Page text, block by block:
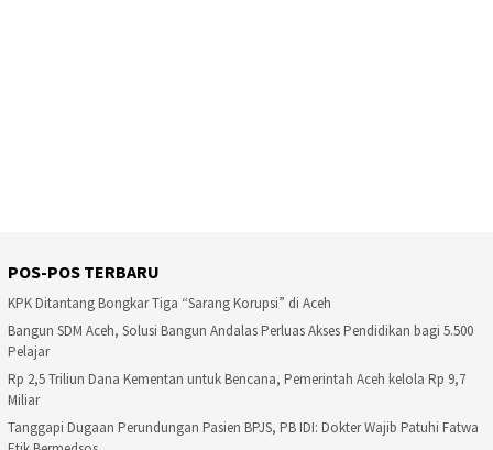
POS-POS TERBARU
KPK Ditantang Bongkar Tiga “Sarang Korupsi” di Aceh
Bangun SDM Aceh, Solusi Bangun Andalas Perluas Akses Pendidikan bagi 5.500
Pelajar
Rp 2,5 Triliun Dana Kementan untuk Bencana, Pemerintah Aceh kelola Rp 9,7
Miliar
Tanggapi Dugaan Perundungan Pasien BPJS, PB IDI: Dokter Wajib Patuhi Fatwa